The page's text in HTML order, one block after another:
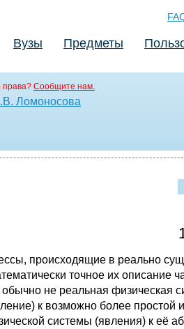
Вузы Предметы
права? Сообщите нам.
Ломоносова
происходящие в реально
точное их описание
обычно не реальная физическая
к возможно более простой
системы (явления) к её